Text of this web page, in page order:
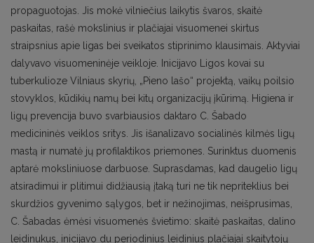
propaguotojas. Jis mokė vilniečius laikytis švaros, skaitė
paskaitas, rašė mokslinius ir plačiajai visuomenei skirtus
straipsnius apie ligas bei sveikatos stiprinimo klausimais. Aktyviai
dalyvavo visuomeninėje veikloje. Inicijavo Ligos kovai su
tuberkulioze Vilniaus skyrių, „Pieno lašo“ projektą, vaikų poilsio
stovyklos, kūdikių namų bei kitų organizacijų įkūrimą. Higiena ir
ligų prevencija buvo svarbiausios daktaro C. Šabado
medicininės veiklos sritys. Jis išanalizavo socialinės kilmės ligų
mastą ir numatė jų profilaktikos priemones. Surinktus duomenis
aptarė moksliniuose darbuose. Suprasdamas, kad daugelio ligų
atsiradimui ir plitimui didžiausią įtaką turi ne tik nepriteklius bei
skurdžios gyvenimo sąlygos, bet ir nežinojimas, neišprusimas,
C. Šabadas ėmėsi visuomenės švietimo: skaitė paskaitas, dalino
leidinukus, inicijavo du periodinius leidinius plačiajai skaitytojų